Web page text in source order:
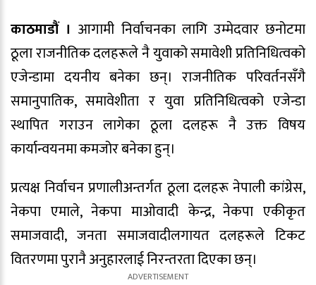
काठमाडौं । आगामी निर्वाचनका लागि उम्मेदवार छनोटमा
ठूला राजनीतिक दलहरूले नै युवाको समावेशी प्रतिनिधित्वको
एजेन्डामा दयनीय बनेका छन्। राजनीतिक परिवर्तनसँगै
समानुपातिक, समावेशीता र युवा प्रतिनिधित्वको एजेन्डा
स्थापित गराउन लागेका ठूला दलहरू नै उक्त विषय
कार्यान्वयनमा कमजोर बनेका हुन्।
प्रत्यक्ष निर्वाचन प्रणालीअन्तर्गत ठूला दलहरू नेपाली कांग्रेस,
नेकपा एमाले, नेकपा माओवादी केन्द्र, नेकपा एकीकृत
समाजवादी, जनता समाजवादीलगायत दलहरूले टिकट
वितरणमा पुरानै अनुहारलाई निरन्तरता दिएका छन्।